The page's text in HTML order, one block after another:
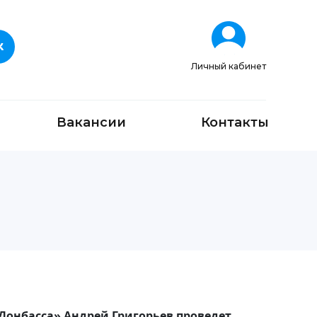
Личный кабинет
Вакансии Контакты